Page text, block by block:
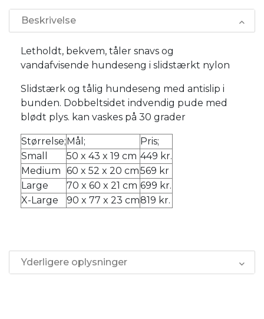
Beskrivelse
Letholdt, bekvem, tåler snavs og
vandafvisende hundeseng i slidstærkt nylon
Slidstærk og tålig hundeseng med antislip i
bunden. Dobbeltsidet indvendig pude med
blødt plys. kan vaskes på 30 grader
Størrelse;Mål;
Pris;
Small
50 x 43 x 19 cm 449 kr.
Medium 60 x 52 x 20 cm569 kr
Large
70 x 60 x 21 cm 699 kr.
X-Large
90 x 77 x 23 cm819 kr.
Yderligere oplysninger